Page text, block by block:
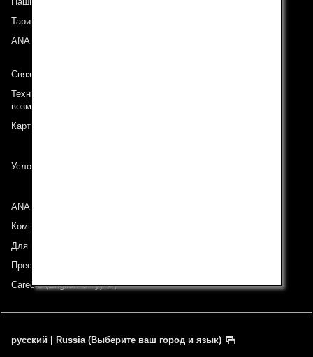
Тариф ANA Experience
ANA Mileage Club
Связь с ANA
Техническая поддержка (Для клиентов с ограниченными
возможностями)
Карта сайта
Условия перевозки
ANA Group
Компании группы
Для инвесторов
Пресс-релизы
Careers (English Only)
русский | Russia (Выберите ваш город и язык)